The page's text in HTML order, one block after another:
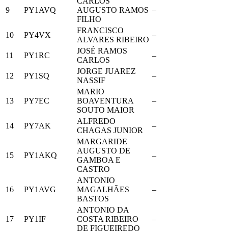
9 PY1AVQ
AUGUSTO RAMOS
FILHO
–
10 PY4VX
FRANCISCO
ALVARES RIBEIRO
–
11 PY1RC
JOSÉ RAMOS
CARLOS
–
12 PY1SQ
JORGE JUAREZ
NASSIF
–
13 PY7EC
MARIO
BOAVENTURA
SOUTO MAIOR
–
14 PY7AK
ALFREDO
CHAGAS JUNIOR
–
15 PY1AKQ
MARGARIDE
AUGUSTO DE
GAMBOA E
CASTRO
–
16 PY1AVG
ANTONIO
MAGALHÃES
BASTOS
–
17 PY1IF
ANTONIO DA
COSTA RIBEIRO
DE FIGUEIREDO
–